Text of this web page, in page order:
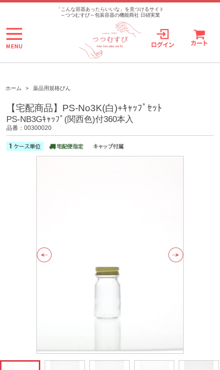
>
「こんな容器あったらいいな」を見つけるサイト
～つつむすび～包装容器の機能商社 日硝実業
ホーム > 薬品用規格びん
【宅配商品】PS-No3K(白)+ｷｬｯﾌﾟｾｯﾄ
PS-NB3Gｷｬｯﾌﾟ(関西色)付360本入
品番：00300020